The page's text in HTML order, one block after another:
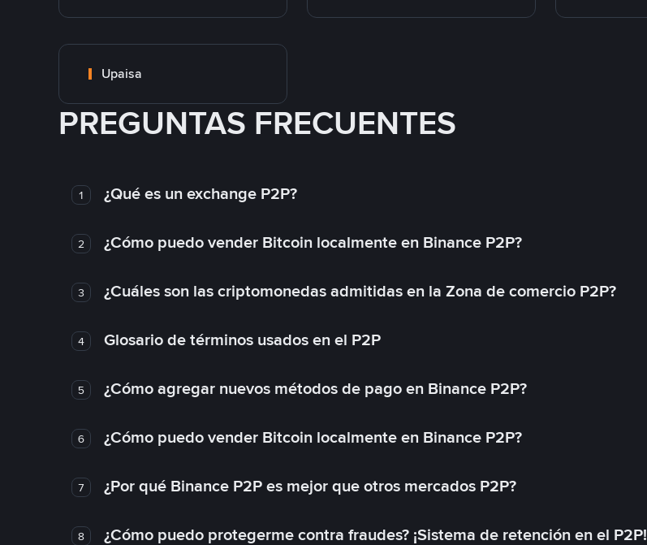
Upaisa
PREGUNTAS FRECUENTES
1 ¿Qué es un exchange P2P?
2 ¿Cómo puedo vender Bitcoin localmente en Binance P2P?
3 ¿Cuáles son las criptomonedas admitidas en la Zona de comercio P2P?
4 Glosario de términos usados en el P2P
5 ¿Cómo agregar nuevos métodos de pago en Binance P2P?
6 ¿Cómo puedo vender Bitcoin localmente en Binance P2P?
7 ¿Por qué Binance P2P es mejor que otros mercados P2P?
8 ¿Cómo puedo protegerme contra fraudes? ¡Sistema de retención en el P2P!